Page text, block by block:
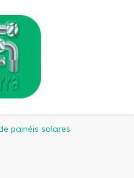
painéis solares